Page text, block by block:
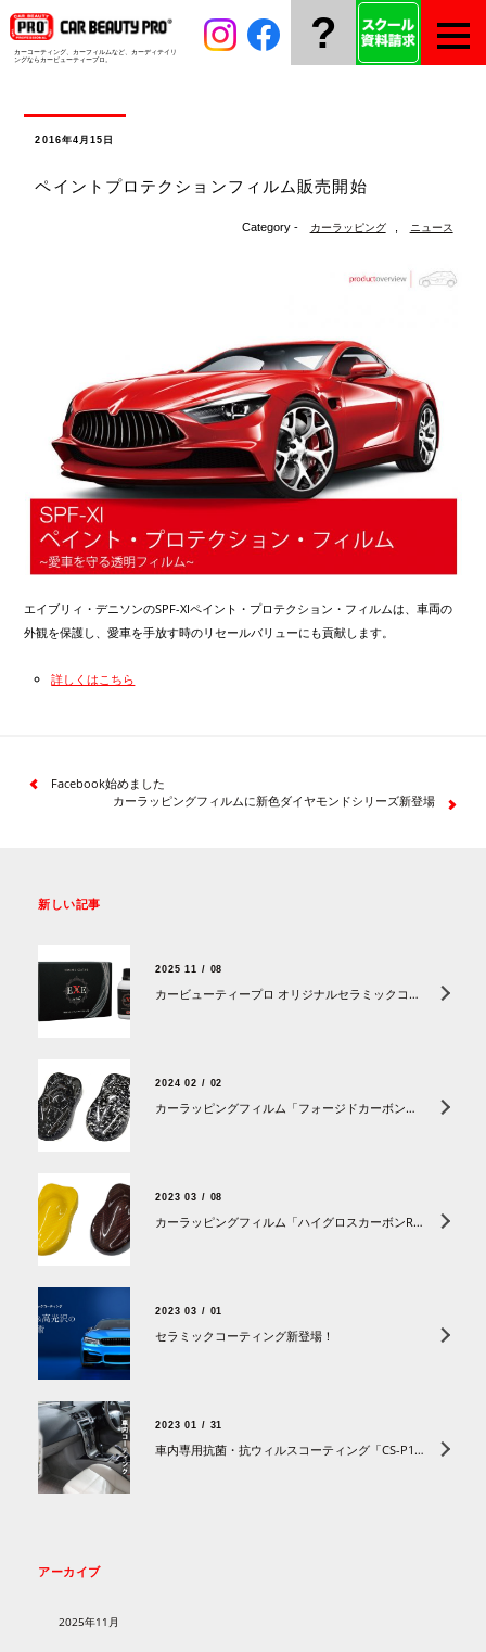
カーコーティング、カーフィルムなど、 カーディテイリ
ングならカービューティープロ。
?
2016年4月15日
ペイントプロテクションフィルム販売開始
Category - カーラッピング ニュース
エイブリィ・デニソンのSPF-XIペイント・プロテクション・フィルムは、車両の
外観を保護し、愛車を手放す時のリセールバリューにも貢献します。
詳しくはこちら
Facebook始めました
カーラッピングフィルムに新色ダイヤモンドシリーズ新登場
新しい記事
2025 11 / 08
カービューティープロ オリジナルセラミックコーティング「EXE-zero7」新登場
2024 02 / 02
カーラッピングフィルム「フォージドカーボン」シリーズが登場。
2023 03 / 08
カーラッピングフィルム「ハイグロスカーボンR」さらに新色追加！
2023 03 / 01
セラミックコーティング新登場！
2023 01 / 31
車内専用抗菌・抗ウィルスコーティング「CS-P10 カーリフレッシュプロ」新登場！
アーカイブ
2025年11月